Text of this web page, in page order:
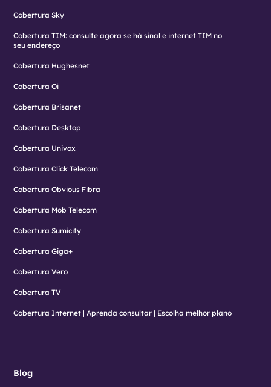
Cobertura Sky
Cobertura TIM: consulte agora se há sinal e internet TIM no
seu endereço
Cobertura Hughesnet
Cobertura Oi
Cobertura Brisanet
Cobertura Desktop
Cobertura Univox
Cobertura Click Telecom
Cobertura Obvious Fibra
Cobertura Mob Telecom
Cobertura Sumicity
Cobertura Giga+
Cobertura Vero
Cobertura TV
Cobertura Internet | Aprenda consultar | Escolha melhor plano
Blog